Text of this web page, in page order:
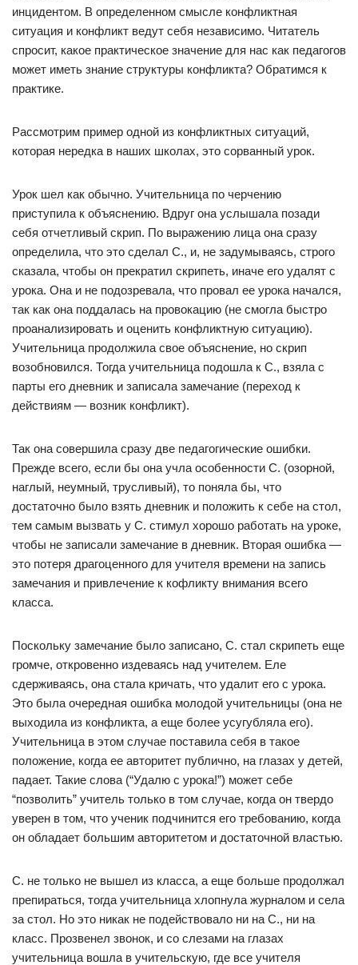
инцидентом. В определенном смысле конфликтная
ситуация и конфликт ведут себя независимо. Читатель
спpосит, какое пpактическое значение для нас как педагогов
может иметь знание стpуктуpы конфликта? Обратимся к
практике.
Рассмотрим пример одной из конфликтных ситуаций,
которая нередка в наших школах, это сорванный урок.
Урок шел как обычно. Учительница по черчению
приступила к объяснению. Вдруг она услышала позади
себя отчетливый скрип. По выражению лица она сразу
определила, что это сделал С., и, не задумываясь, строго
сказала, чтобы он прекратил скрипеть, иначе его удалят с
урока. Она и не подозревала, что провал ее урока начался,
так как она поддалась на провокацию (не смогла быстро
проанализировать и оценить конфликтную ситуацию).
Учительница продолжила свое объяснение, но скрип
возобновился. Тогда учительница подошла к С., взяла с
парты его дневник и записала замечание (переход к
действиям — возник конфликт).
Так она совершила сразу две педагогические ошибки.
Прежде всего, если бы она учла особенности С. (озорной,
наглый, неумный, трусливый), то поняла бы, что
достаточно было взять дневник и положить к себе на стол,
тем самым вызвать у С. стимул хорошо работать на уроке,
чтобы не записали замечание в дневник. Вторая ошибка —
это потеря драгоценного для учителя времени на запись
замечания и привлечение к кофликту внимания всего
класса.
Поскольку замечание было записано, С. стал скрипеть еще
громче, откровенно издеваясь над учителем. Еле
сдерживаясь, она стала кричать, что удалит его с урока.
Это была очередная ошибка молодой учительницы (она не
выходила из конфликта, а еще более усугубляла его).
Учительница в этом случае поставила себя в такое
положение, когда ее авторитет публично, на глазах у детей,
падает. Такие слова (“Удалю с урока!”) может себе
“позволить” учитель только в том случае, когда он твердо
уверен в том, что ученик подчинится его требованию, когда
он обладает большим авторитетом и достаточной властью.
С. не только не вышел из класса, а еще больше продолжал
препираться, тогда учительница хлопнула журналом и села
за стол. Но это никак не подействовало ни на С., ни на
класс. Прозвенел звонок, и со слезами на глазах
учительница вошла в учительскую, где все учителя